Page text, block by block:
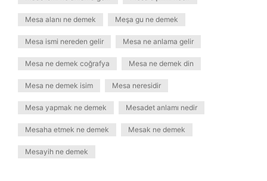
Mesa alanı ne demek Meşa gu ne demek
Mesa ismi nereden gelir Mesa ne anlama gelir
Mesa ne demek coğrafya Mesa ne demek din
Mesa ne demek isim Mesa neresidir
Mesa yapmak ne demek Mesadet anlamı nedir
Mesaha etmek ne demek Mesak ne demek
Mesayih ne demek